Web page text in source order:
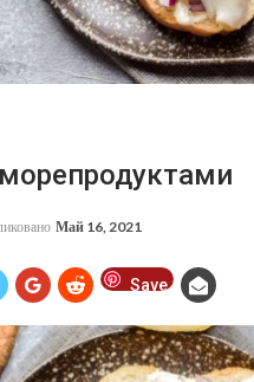
Май 16, 2021
Save